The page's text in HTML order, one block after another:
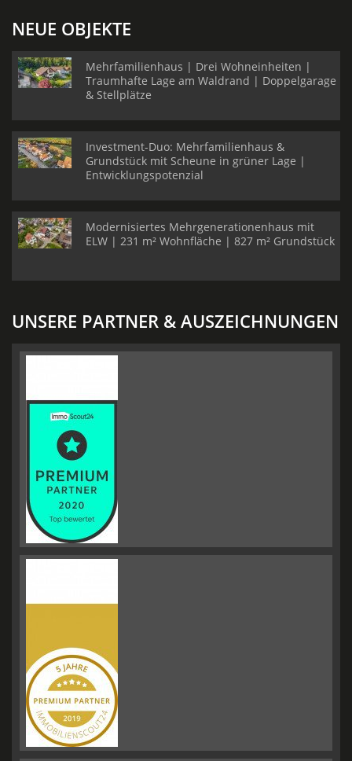
NEUE OBJEKTE
Mehrfamilienhaus | Drei Wohneinheiten |
Traumhafte Lage am Waldrand | Doppelgarage
& Stellplätze
Investment-Duo: Mehrfamilienhaus &
Grundstück mit Scheune in grüner Lage |
Entwicklungspotenzial
Modernisiertes Mehrgenerationenhaus mit
ELW | 231 m² Wohnfläche | 827 m² Grundstück
UNSERE PARTNER & AUSZEICHNUNGEN